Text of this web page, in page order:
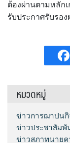
ต้องผ่านตามหลัก
รับประกาศรับรอ
หมวดหมู่
ข่าวการฌาปนกิ
ข่าวประชาสัมพั
ข่าวสภาทนายค